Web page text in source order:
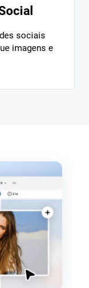
sociais
imagens e